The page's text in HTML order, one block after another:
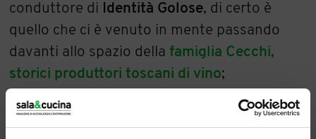
conduttore di
Identità Golose, di certo è
quello che ci è venuto in mente passando
davanti allo spazio della famiglia Cecchi,
storici produttori toscani di vino;
affollatissimo per le degustazioni dei loro vini
di Val delle Rose, la tenuta maremmana del